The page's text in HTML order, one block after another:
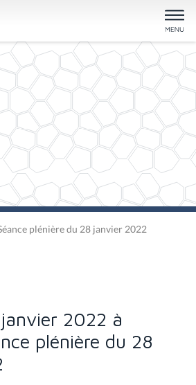
plénière du 28 janvier 2022
2022 à
plénière du 28